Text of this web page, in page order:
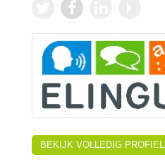
BEKIJK VOLLEDIG PROFIEL